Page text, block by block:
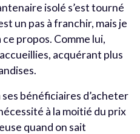
isolé s’est tourné
un pas à franchir, mais je
ce propos. Comme lui,
acquérant plus
ses bénéficiaires d’acheter
à la moitié du prix
quand on sait